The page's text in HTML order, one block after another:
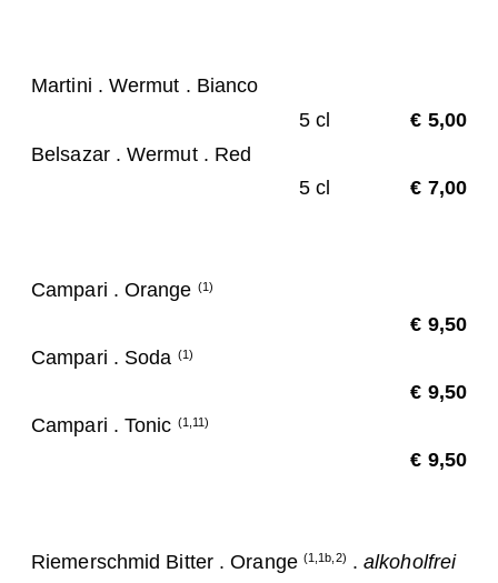
Martini . Wermut . Bianco
5 cl
€ 5,00
Belsazar . Wermut . Red
5 cl
€ 7,00
Campari . Orange (1)
€ 9,50
Campari . Soda (1)
€ 9,50
Campari . Tonic (1,11)
€ 9,50
Riemerschmid Bitter . Orange (1,1b,2) .alkoholfrei